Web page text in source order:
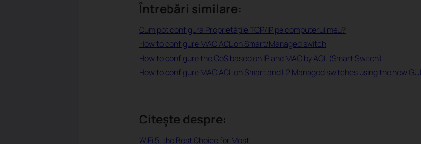
Întrebări similare:
Cum pot configura Proprietăţile TCP/IP pe computerul meu?
How to configure MAC ACL on Smart/Managed switch
How to configure the QoS based on IP and MAC by ACL (Smart Switch)
How to configure MAC ACL on Smart and L2 Managed switches using the new GUI
Citește despre:
WiFi 5, the Best Choice for Most